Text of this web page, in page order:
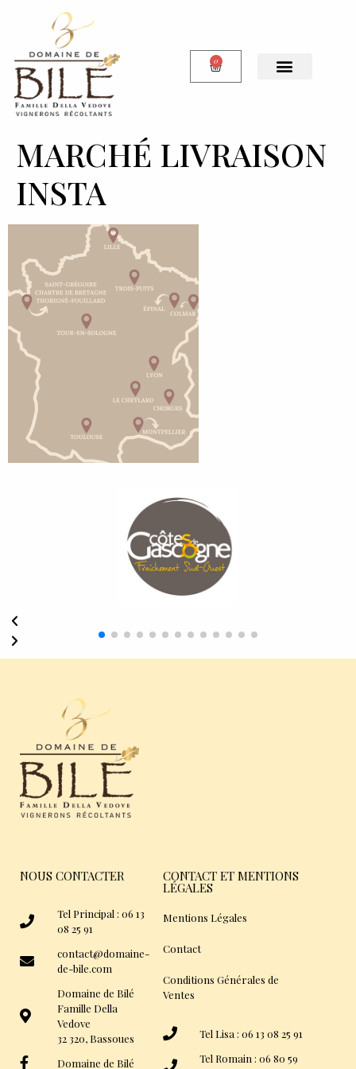
0
MARCHÉ LIVRAISON
INSTA
NOUS CONTACTER
Tel Principal : 06 13
08 25 91
contact@domaine-
de-bile.com
Domaine de Bilé
Famille Della
Vedove
32 320, Bassoues
Domaine de Bilé
CONTACT ET MENTIONS
LÉGALES
Mentions Légales
Contact
Conditions Générales de
Ventes
Tel Lisa : 06 13 08 25 91
Tel Romain : 06 80 59